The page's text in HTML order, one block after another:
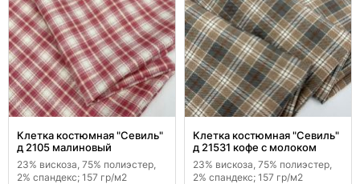
Клетка костюмная "Севиль"
д 2105 малиновый
23% вискоза, 75% полиэстер,
2% спандекс; 157 гр/м2
Клетка костюмная "Севиль"
д 21531 кофе с молоком
23% вискоза, 75% полиэстер,
2% спандекс; 157 гр/м2